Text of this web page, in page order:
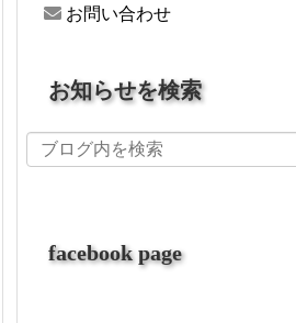
お問い合わせ
お知らせを検索
facebook page